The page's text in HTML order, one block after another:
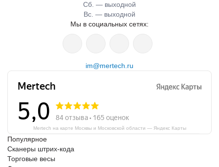
Сб. — выходной
Вс. — выходной
Мы в социальных сетях:
im@mertech.ru
Mertech на карте Москвы и Московской области — Яндекс Карты
Популярное
Сканеры штрих-кода
Торговые весы